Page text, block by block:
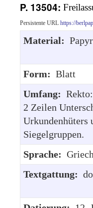
springen
P. 13504:
Persistente URL https://
Material:
Form: Blatt
Umfang:
2 Zeilen
Urkundenhüters
Siegelgruppen.
Sprache:
Textgattung: